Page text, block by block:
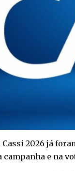
2026 já
e na